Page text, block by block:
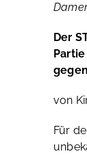
Der
von
Für